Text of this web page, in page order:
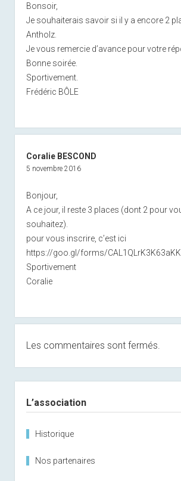
Bonsoir,
Je souhaiterais savoir si il y a encore 2
Antholz.
Je vous remercie d’avance pour votre
Bonne soirée.
Sportivement.
Frédéric BÔLE
Coralie BESCOND
5 novembre 2016
Bonjour,
A ce jour, il reste 3 places (dont 2 pour
souhaitez).
pour vous inscrire, c’est ici
https://goo.gl/forms/
Sportivement
Coralie
Les commentaires sont fermés.
L’association
Historique
Nos partenaires